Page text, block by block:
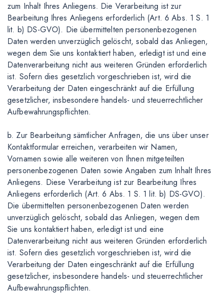
zum Inhalt Ihres Anliegens. Die Verarbeitung ist zur
Bearbeitung Ihres Anliegens erforderlich (Art. 6 Abs. 1 S. 1
lit. b) DS-GVO). Die übermittelten personenbezogenen
Daten werden unverzüglich gelöscht, sobald das Anliegen,
wegen dem Sie uns kontaktiert haben, erledigt ist und eine
Datenverarbeitung nicht aus weiteren Gründen erforderlich
ist. Sofern dies gesetzlich vorgeschrieben ist, wird die
Verarbeitung der Daten eingeschränkt auf die Erfüllung
gesetzlicher, insbesondere handels- und steuerrechtlicher
Aufbewahrungspflichten.
b. Zur Bearbeitung sämtlicher Anfragen, die uns über unser
Kontaktformular erreichen, verarbeiten wir Namen,
Vornamen sowie alle weiteren von Ihnen mitgeteilten
personenbezogenen Daten sowie Angaben zum Inhalt Ihres
Anliegens. Diese Verarbeitung ist zur Bearbeitung Ihres
Anliegens erforderlich (Art. 6 Abs. 1 S. 1 lit. b) DS-GVO).
Die übermittelten personenbezogenen Daten werden
unverzüglich gelöscht, sobald das Anliegen, wegen dem
Sie uns kontaktiert haben, erledigt ist und eine
Datenverarbeitung nicht aus weiteren Gründen erforderlich
ist. Sofern dies gesetzlich vorgeschrieben ist, wird die
Verarbeitung der Daten eingeschränkt auf die Erfüllung
gesetzlicher, insbesondere handels- und steuerrechtlicher
Aufbewahrungspflichten.